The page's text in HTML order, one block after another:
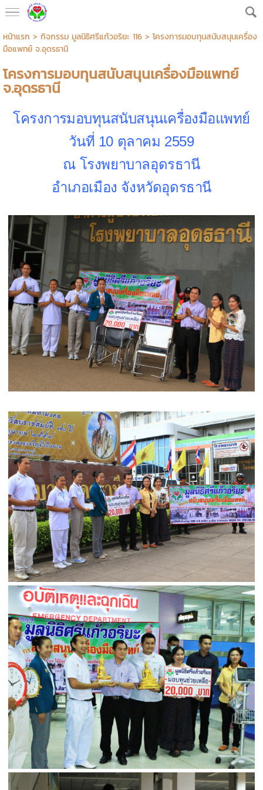
หน้าแรก > กิจกรรม มูลนิธิศรีแก้วอริยะ 116> โครงการมอบทุนสนับสนุนเครื่อง
มือแพทย์ จ.อุดรธานี
โครงการมอบทุนสนับสนุนเครื่องมือแพทย์
จ.อุดรธานี
โครงการมอบทุนสนับสนุนเครื่องมือแพทย์
วันที่ 10 ตุลาคม 2559
ณ โรงพยาบาลอุดรธานี
อำเภอเมือง จังหวัดอุดรธานี